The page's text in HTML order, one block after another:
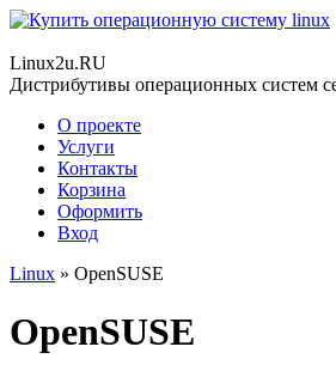
Linux2u.RU
Дистрибутивы операционных систем
О проекте
Услуги
Контакты
Корзина
Оформить
Вход
Linux » OpenSUSE
OpenSUSE